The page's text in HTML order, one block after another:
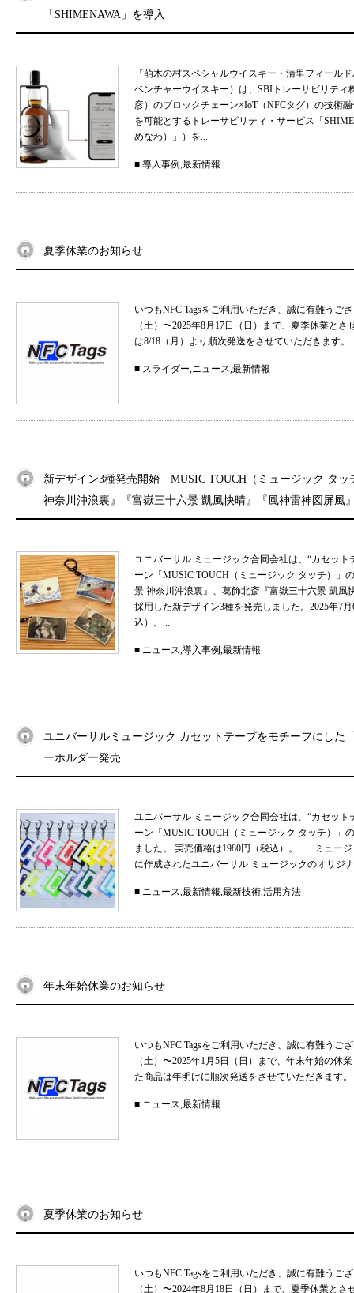
「SHIMENAWA」を導入
「萌木の村スペシャルウイスキー・清里フィール
ベンチャーウイスキー）は、SBIトレーサビリテ
彦）のブロックチェーン×IoT（NFCタグ）の技術
を可能とするトレーサビリティ・サービス「
めなわ）」）を...
■ 導入事例,最新情報
夏季休業のお知らせ
いつもNFC Tagsをご利用いただき、誠に有難う
（土）〜2025年8月17日（日）まで、夏季休業と
は8/18（月）より順次発送をさせていただきま
■ スライダー,ニュース,最新情報
新デザイン3種発売開始 MUSIC TOUCH（ミュージック タッ
神奈川沖浪裏』『富嶽三十六景 凱風快晴』『風神雷神図屏風
ユニバーサル ミュージック合同会社は、“カセッ
ーン「MUSIC TOUCH（ミュージック タッチ）」
景 神奈川沖浪裏』、葛飾北斎『富嶽三十六景 凱
採用した新デザイン3種を発売しました。2025年7
込）。...
■ ニュース,導入事例,最新情報
ユニバーサルミュージック カセットテープをモチーフにした
ーホルダー発売
ユニバーサル ミュージック合同会社は、“カセッ
ーン「MUSIC TOUCH（ミュージック タッチ）」
ました。 実売価格は1980円（税込）。 「ミュー
に作成されたユニバーサル ミュージックのオリジ
■ ニュース,最新情報,最新技術,活用方法
年末年始休業のお知らせ
いつもNFC Tagsをご利用いただき、誠に有難う
（土）〜2025年1月5日（日）まで、年末年始の
た商品は年明けに順次発送をさせていただきま
■ ニュース,最新情報
夏季休業のお知らせ
いつもNFC Tagsをご利用いただき、誠に有難う
（土）〜2024年8月18日（日）まで、夏季休業と